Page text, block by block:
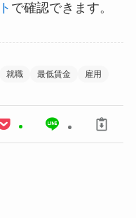
で確認できます。
就職 最低賃金 雇用